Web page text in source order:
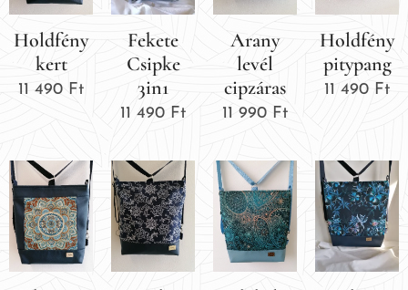
Holdfény
kert
11 490 Ft
Fekete
Csipke
3in1
11 490 Ft
Arany
levél
cipzáras
11 990 Ft
Holdfény
pitypang
11 490 Ft